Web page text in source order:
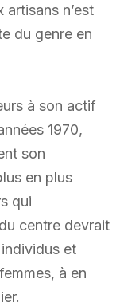
n’est
du genre en
à son actif
1970,
son
en plus
qui
centre devrait
et
à en